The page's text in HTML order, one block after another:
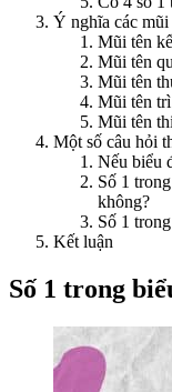
Ý nghĩa các mũi
Mũi tên
Mũi tên
Mũi tên
Mũi tên
Mũi tên
Một số câu hỏi
Nếu biểu
Số 1
không?
Số 1
Kết luận
Số 1 trong